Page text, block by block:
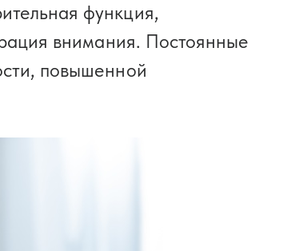
функция,
внимания. Постоянные
повышенной